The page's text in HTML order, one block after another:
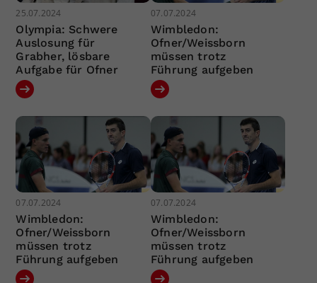
25.07.2024
Olympia: Schwere
Auslosung für
Grabher, lösbare
Aufgabe für Ofner
07.07.2024
Wimbledon:
Ofner/Weissborn
müssen trotz
Führung aufgeben
07.07.2024
Wimbledon:
Ofner/Weissborn
müssen trotz
Führung aufgeben
07.07.2024
Wimbledon:
Ofner/Weissborn
müssen trotz
Führung aufgeben